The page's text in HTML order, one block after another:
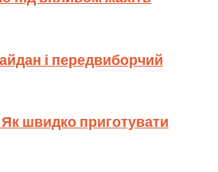
і передвиборчий
швидко приготувати